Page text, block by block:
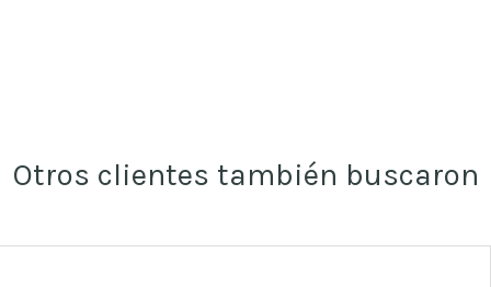
Otros clientes también buscaron